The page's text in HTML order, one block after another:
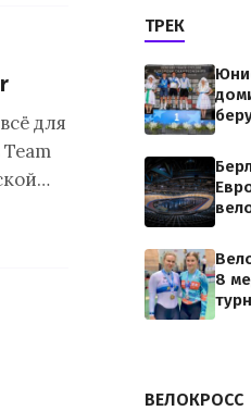
для
ТРЕК
8
ВЕЛОКРОСС